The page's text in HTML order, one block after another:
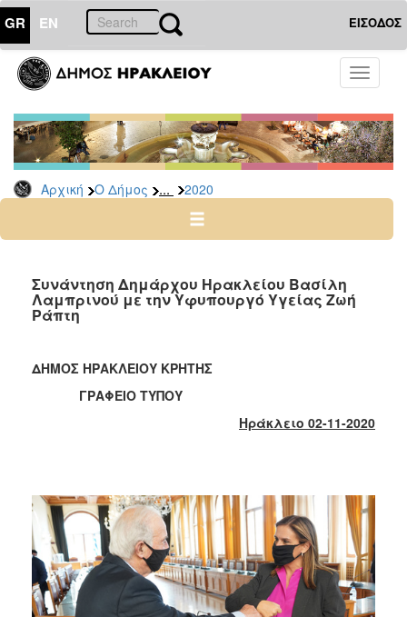
GR EN ΕΙΣΟΔΟΣ
Toggle
Αρχική Ο Δήμος ... 2020
ΔΗΜΟΣ
Δελτία
Τύπου
Αρχείο
2026
2024
2022
2021
2015
2013
2012
2011
2010
Συνάντηση Δημάρχου Ηρακλείου Βασίλη
Λαμπρινού με την Υφυπουργό Υγείας Ζωή
Ράπτη
ΔΗΜΟΣ ΗΡΑΚΛΕΙΟΥ ΚΡΗΤΗΣ
ΓΡΑΦΕΙΟ ΤΥΠΟΥ
Ηράκλειο 02-11-2020